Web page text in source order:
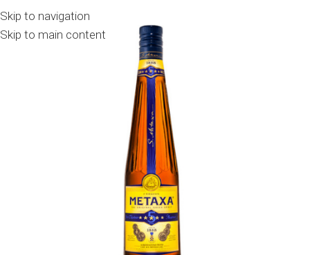
Skip to navigation
Skip to main content